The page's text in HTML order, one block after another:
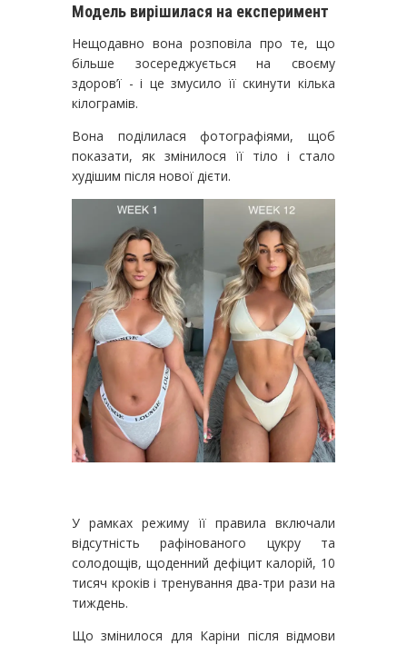
Модель вирішилася на експеримент
Нещодавно вона розповіла про те, що
більше зосереджується на своєму
здоров’ї - і це змусило її скинути кілька
кілограмів.
Вона поділилася фотографіями, щоб
показати, як змінилося її тіло і стало
худішим після нової дієти.
У рамках режиму її правила включали
відсутність рафінованого цукру та
солодощів, щоденний дефіцит калорій, 10
тисяч кроків і тренування два-три рази на
тиждень.
Що змінилося для Каріни після відмови